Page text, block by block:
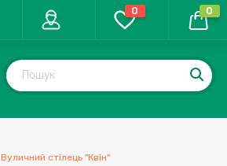
0 0
Вуличний стілець "Квін"